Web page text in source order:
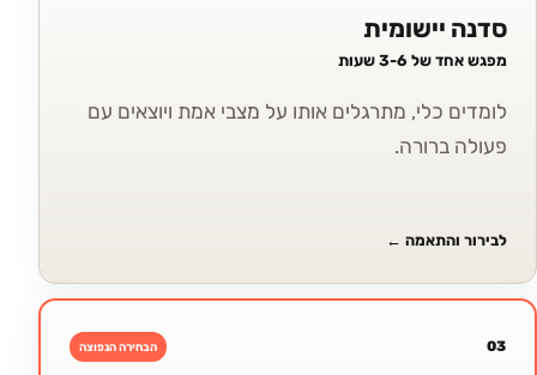
סדנה יישומית
מפגש אחד של 3-6 שעות
לומדים כלי, מתרגלים אותו על מצבי אמת ויוצאים עם
פעולה ברורה.
לבירור והתאמה ←
03 הבחירה הנפוצה